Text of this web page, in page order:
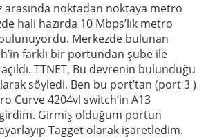
arasında noktadan noktaya metro
hali hazırda 10 Mbps’lık metro
Merkezde bulunan
farklı bir portundan şube ile
TTNET, Bu devrenin bulunduğu
söyledi. Ben bu port’tan (port 3 )
Curve 4204vl switch’in A13
Girmiş olduğum portun
ayarlayıp Tagget olarak işaretledim.